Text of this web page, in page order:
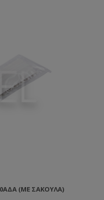
(ΜΕ ΣΑΚΟΎΛΑ)